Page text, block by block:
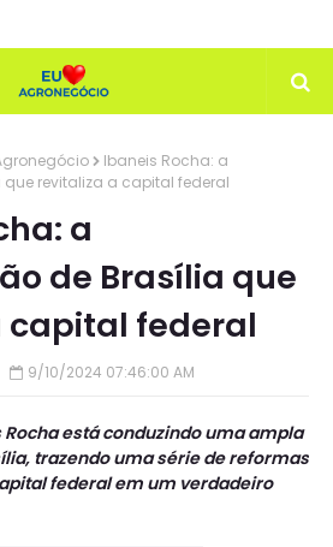
Ibaneis Rocha: a
revitaliza a capital federal
a
de Brasília que
capital federal
9/10/2024 07:46:00 AM
está conduzindo uma ampla
trazendo uma série de reformas
federal em um verdadeiro